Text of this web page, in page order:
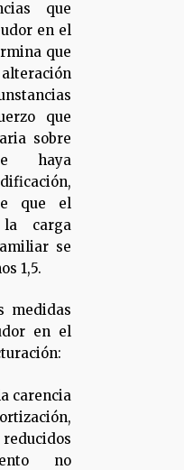
que
en el
que
que
sobre
haya
que el
la carga
se
1,5.
medidas
en el
carencia
no